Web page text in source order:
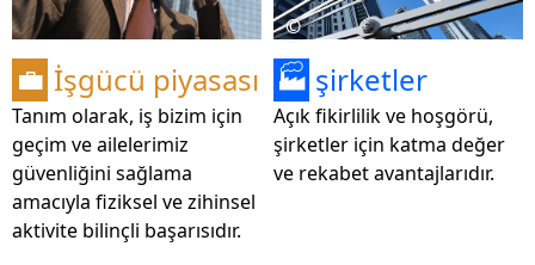
💼 İşgücü piyasası
Tanım olarak, iş bizim için
geçim ve ailelerimiz
güvenliğini sağlama
amacıyla fiziksel ve zihinsel
aktivite bilinçli başarısıdır.
©
🏭 şirketler
Açık fikirlilik ve hoşgörü,
şirketler için katma değer
ve rekabet avantajlarıdır.